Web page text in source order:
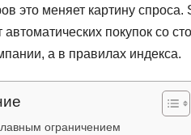
это меняет картину
автоматических покупок со
а в правилах индекса.
ограничением